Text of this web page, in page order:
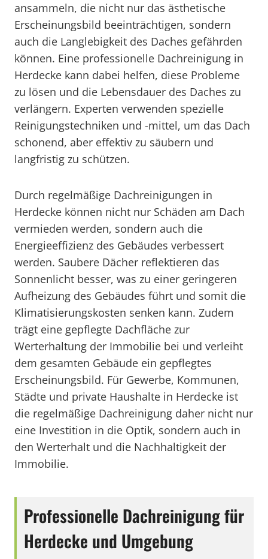
ansammeln, die nicht nur das ästhetische
Erscheinungsbild beeinträchtigen, sondern
auch die Langlebigkeit des Daches gefährden
können. Eine professionelle Dachreinigung in
Herdecke kann dabei helfen, diese Probleme
zu lösen und die Lebensdauer des Daches zu
verlängern. Experten verwenden spezielle
Reinigungstechniken und -mittel, um das Dach
schonend, aber effektiv zu säubern und
langfristig zu schützen.
Durch regelmäßige Dachreinigungen in
Herdecke können nicht nur Schäden am Dach
vermieden werden, sondern auch die
Energieeffizienz des Gebäudes verbessert
werden. Saubere Dächer reflektieren das
Sonnenlicht besser, was zu einer geringeren
Aufheizung des Gebäudes führt und somit die
Klimatisierungskosten senken kann. Zudem
trägt eine gepflegte Dachfläche zur
Werterhaltung der Immobilie bei und verleiht
dem gesamten Gebäude ein gepflegtes
Erscheinungsbild. Für Gewerbe, Kommunen,
Städte und private Haushalte in Herdecke ist
die regelmäßige Dachreinigung daher nicht nur
eine Investition in die Optik, sondern auch in
den Werterhalt und die Nachhaltigkeit der
Immobilie.
Professionelle Dachreinigung für
Herdecke und Umgebung